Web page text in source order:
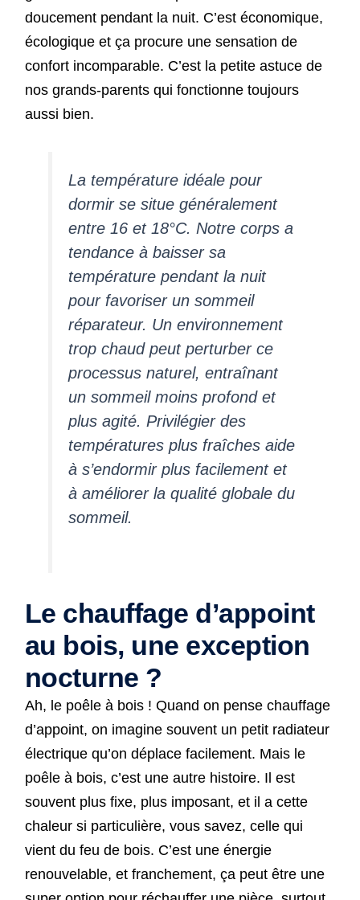
doucement pendant la nuit. C’est économique,
écologique et ça procure une sensation de
confort incomparable. C’est la petite astuce de
nos grands-parents qui fonctionne toujours
aussi bien.
La température idéale pour
dormir se situe généralement
entre 16 et 18°C. Notre corps a
tendance à baisser sa
température pendant la nuit
pour favoriser un sommeil
réparateur. Un environnement
trop chaud peut perturber ce
processus naturel, entraînant
un sommeil moins profond et
plus agité. Privilégier des
températures plus fraîches aide
à s’endormir plus facilement et
à améliorer la qualité globale du
sommeil.
Le chauffage d’appoint
au bois, une exception
nocturne ?
Ah, le poêle à bois ! Quand on pense chauffage
d’appoint, on imagine souvent un petit radiateur
électrique qu’on déplace facilement. Mais le
poêle à bois, c’est une autre histoire. Il est
souvent plus fixe, plus imposant, et il a cette
chaleur si particulière, vous savez, celle qui
vient du feu de bois. C’est une énergie
renouvelable, et franchement, ça peut être une